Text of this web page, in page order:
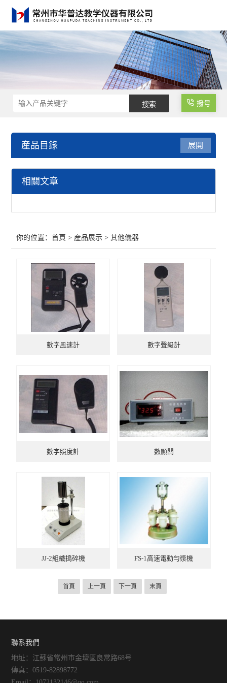
撥号
産品目錄
其他儀器
展開
相關文章
你的位置：首頁 > 産品展示 > 其他儀器
數字風速計 數字聲級計
數字照度計 數顯闆
JJ-2組織搗碎機 FS-1高速電動勻漿機
首頁 上一頁 下一頁 末頁
聯系我們
地址：江蘇省常州市金壇區良常路68号
傳真：0519-82898772